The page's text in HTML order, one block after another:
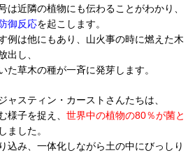
は近隣の植物にも伝わることがわかり、
御反応を起こします。
例は他にもあり、山火事の時に燃えた木
出し、
た草木の種が一斉に発芽します。
ャスティン・カーストさんたちは、
様子を捉え、 世界中の植物の80％が菌と
ました。
込み、一体化しながら土の中にびっしり